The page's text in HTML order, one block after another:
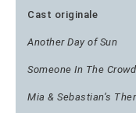
Cast originale
Another Day of Sun
Someone In The Crowd
Mia & Sebastian’s